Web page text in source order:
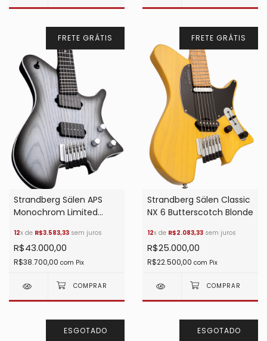
FRETE GRÁTIS
Strandberg Sälen APS
Monochrom Limited
12x de R$3.583,33 sem juros
R$43.000,00
R$38.700,00 com Pix
FRETE GRÁTIS
Strandberg Sälen Classic
NX 6 Butterscotch Blonde
12x de R$2.083,33 sem juros
R$25.000,00
R$22.500,00 com Pix
ESGOTADO ESGOTADO